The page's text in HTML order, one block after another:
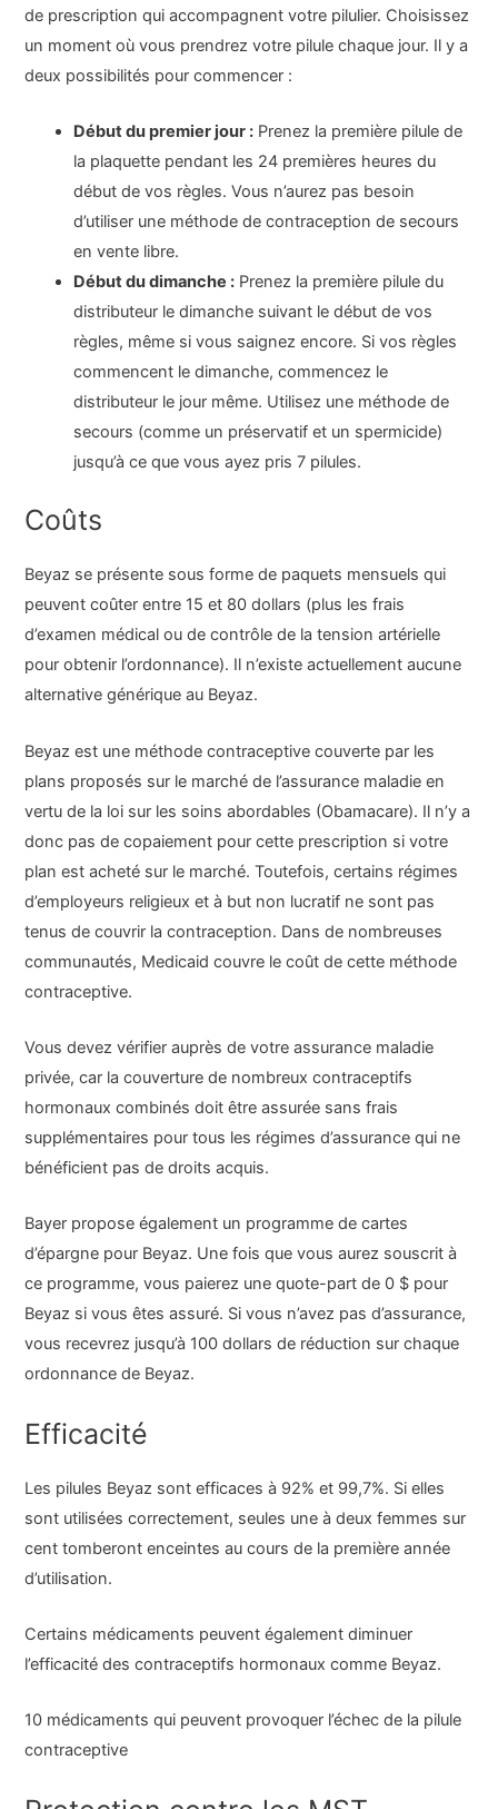
de prescription qui accompagnent votre pilulier. Choisissez
un moment où vous prendrez votre pilule chaque jour. Il y a
deux possibilités pour commencer :
Début du premier jour : Prenez la première pilule de
la plaquette pendant les 24 premières heures du
début de vos règles. Vous n’aurez pas besoin
d’utiliser une méthode de contraception de secours
en vente libre.
Début du dimanche : Prenez la première pilule du
distributeur le dimanche suivant le début de vos
règles, même si vous saignez encore. Si vos règles
commencent le dimanche, commencez le
distributeur le jour même. Utilisez une méthode de
secours (comme un préservatif et un spermicide)
jusqu’à ce que vous ayez pris 7 pilules.
Coûts
Beyaz se présente sous forme de paquets mensuels qui
peuvent coûter entre 15 et 80 dollars (plus les frais
d’examen médical ou de contrôle de la tension artérielle
pour obtenir l’ordonnance). Il n’existe actuellement aucune
alternative générique au Beyaz.
Beyaz est une méthode contraceptive couverte par les
plans proposés sur le marché de l’assurance maladie en
vertu de la loi sur les soins abordables (Obamacare). Il n’y a
donc pas de copaiement pour cette prescription si votre
plan est acheté sur le marché. Toutefois, certains régimes
d’employeurs religieux et à but non lucratif ne sont pas
tenus de couvrir la contraception. Dans de nombreuses
communautés, Medicaid couvre le coût de cette méthode
contraceptive.
Vous devez vérifier auprès de votre assurance maladie
privée, car la couverture de nombreux contraceptifs
hormonaux combinés doit être assurée sans frais
supplémentaires pour tous les régimes d’assurance qui ne
bénéficient pas de droits acquis.
Bayer propose également un programme de cartes
d’épargne pour Beyaz. Une fois que vous aurez souscrit à
ce programme, vous paierez une quote-part de 0 $ pour
Beyaz si vous êtes assuré. Si vous n’avez pas d’assurance,
vous recevrez jusqu’à 100 dollars de réduction sur chaque
ordonnance de Beyaz.
Efficacité
Les pilules Beyaz sont efficaces à 92% et 99,7%. Si elles
sont utilisées correctement, seules une à deux femmes sur
cent tomberont enceintes au cours de la première année
d’utilisation.
Certains médicaments peuvent également diminuer
l’efficacité des contraceptifs hormonaux comme Beyaz.
10 médicaments qui peuvent provoquer l’échec de la pilule
contraceptive